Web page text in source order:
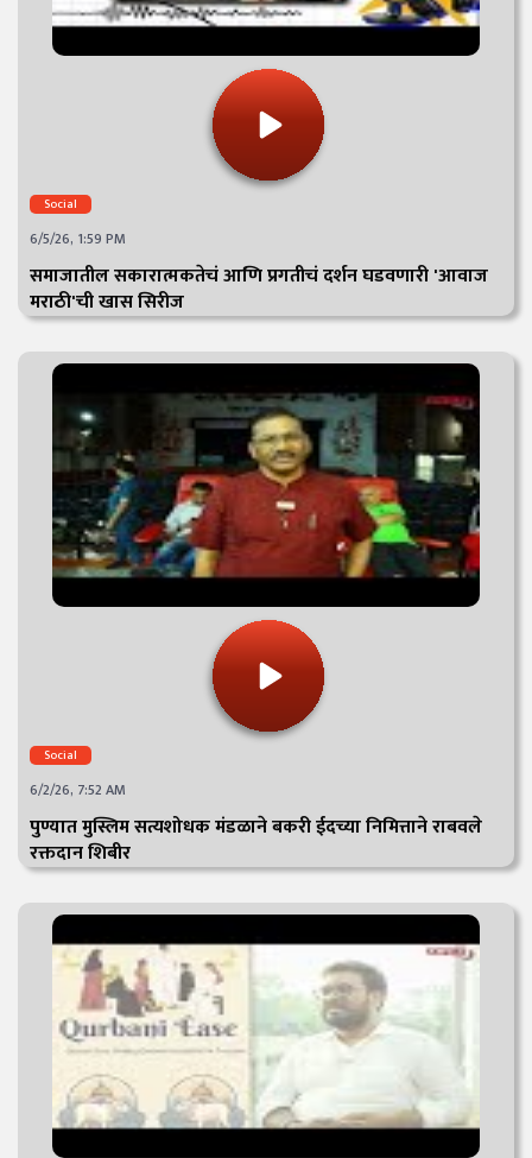
Social
6/5/26, 1:59 PM
समाजातील सकारात्मकतेचं आणि प्रगतीचं दर्शन घडवणारी 'आवाज
मराठी'ची खास सिरीज
Social
6/2/26, 7:52 AM
पुण्यात मुस्लिम सत्यशोधक मंडळाने बकरी ईदच्या निमित्ताने राबवले
रक्तदान शिबीर